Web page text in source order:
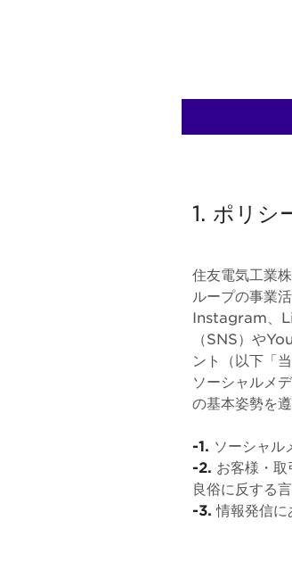
1. ポリシ
住友電気工業
ループの事業
Instagram、
（SNS）や
ント（以下「
ソーシャルメ
の基本姿勢を遵
-1. ソーシャル
-2. お客様・
良俗に反する
-3. 情報発信に